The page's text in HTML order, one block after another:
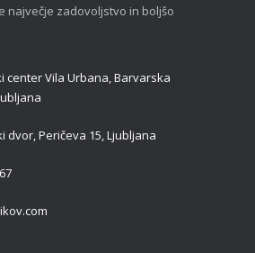
največje zadovoljstvo in boljšo
center Vila Urbana, Barvarska
dvor, Peričeva 15, Ljubljana